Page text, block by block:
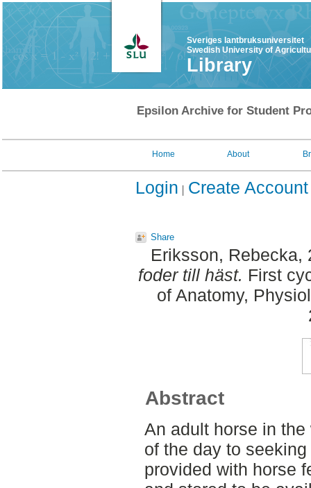
Sveriges lantbruksuniversitet
Swedish University of
Library
Epsilon Archive for Student
Home About
Login Create Account
Share
Eriksson, Rebecka,
foder till häst. First
of Anatomy,
Abstract
An adult horse in
of the day to
provided with horse